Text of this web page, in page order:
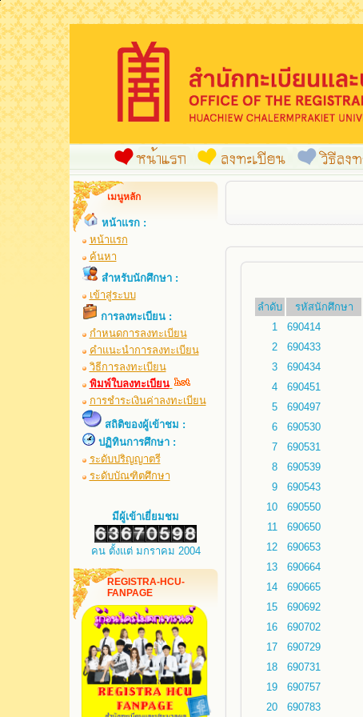
เมนูหลัก
หน้าแรก :
หน้าแรก
ค้นหา
สำหรับนักศึกษา :
เข้าสู่ระบบ
การลงทะเบียน :
กำหนดการลงทะเบียน
คำแนะนำการลงทะเบียน
วิธีการลงทะเบียน
พิมพ์ใบลงทะเบียน
การชำระเงินค่าลงทะเบียน
สถิติของผู้เข้าชม :
ปฏิทินการศึกษา :
ระดับปริญญาตรี
ระดับบัณฑิตศึกษา
มีผู้เข้าเยี่ยมชม
คน ตั้งแต่ มกราคม 2004
REGISTRA-HCU-
FANPAGE
ลำดับ
รหัสนักศึกษา
1
690414
2
690433
3
690434
4
690451
5
690497
6
690530
7
690531
8
690539
9
690543
10
690550
11
690650
12
690653
13
690664
14
690665
15
690692
16
690702
17
690729
18
690731
19
690757
20
690783